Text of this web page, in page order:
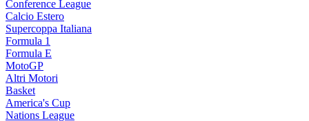
Conference League
Calcio Estero
Supercoppa Italiana
Formula 1
Formula E
MotoGP
Altri Motori
Basket
America's Cup
Nations League